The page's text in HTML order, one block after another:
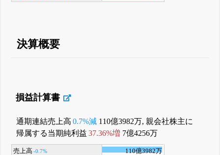
決算概要
損益計算書
通期連結売上高 0.7%減 110億3982万, 親会社株主に
帰属する当期純利益 37.36%増 7億4256万
売上高-0.7%
110億3982万